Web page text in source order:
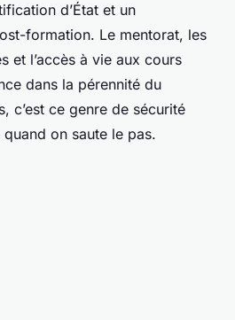
d’État et un
formation. Le mentorat, les
et l’accès à vie aux cours
dans la pérennité du
c’est ce genre de sécurité
on saute le pas.